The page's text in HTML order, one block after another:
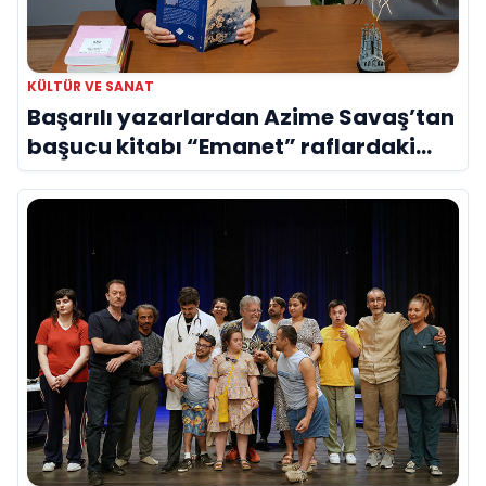
KÜLTÜR VE SANAT
Başarılı yazarlardan Azime Savaş’tan
başucu kitabı “Emanet” raflardaki
yerini aldı